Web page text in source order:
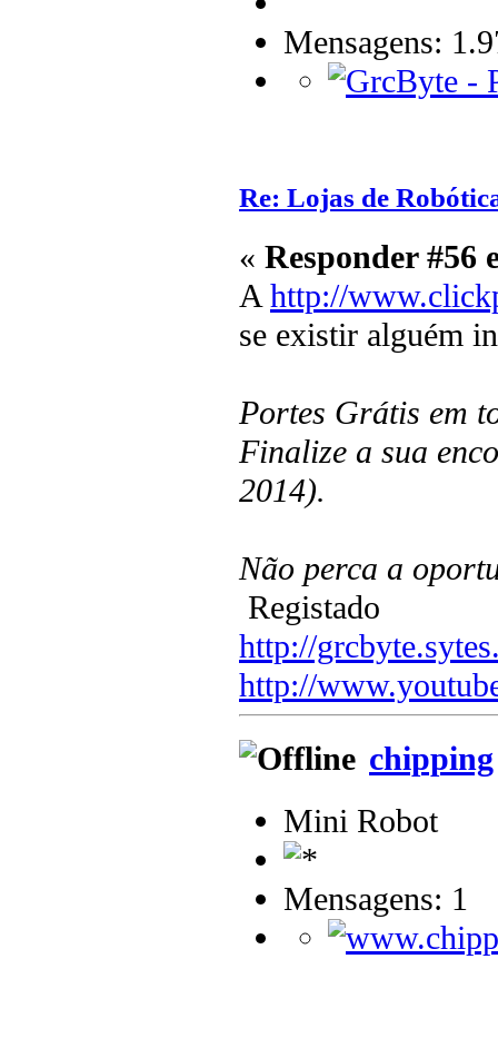
Mensagens:
Re: Lojas de
« Responder #56
Ahttp://
se existir alguém
Portes Grátis em
Finalize a sua
2014).
Não perca a
Registado
http://
http://
chipping
Mini Robot
Mensagens: 1